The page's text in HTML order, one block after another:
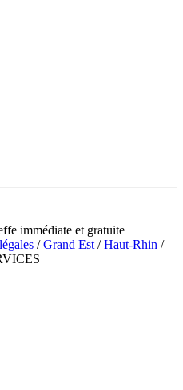
immédiate et gratuite
/Grand Est /Haut-Rhin /